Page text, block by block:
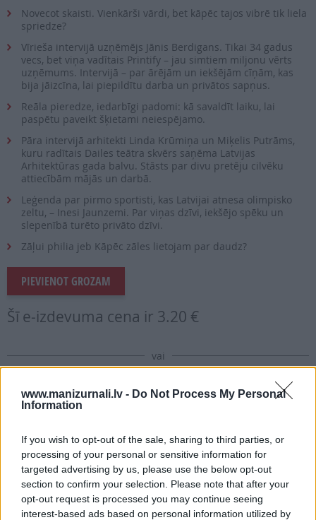
www.manizurnali.lv - Do Not Process My Personal
Information
If you wish to opt-out of the sale, sharing to third parties, or
processing of your personal or sensitive information for
targeted advertising by us, please use the below opt-out
section to confirm your selection. Please note that after your
opt-out request is processed you may continue seeing
interest-based ads based on personal information utilized by
Novecot skaisti. Vienkārši vārdi, bet kāpēc tajos vibrē tik liela
spriedze?
Vīrieša intervijā uzņēmējs Jānis Berdigans. Tikai 34 gadus
vecs, bet viņa vadītais Printify – jau simtiem miljonu vērts
uzņēmums. Intervijā – par ārējām un iekšējām cīņām, kas
bija jāizcīna, lai piepildītu darba un privātos sapņus.
Reāla pieredze, iedarbīgi padomi: kā savaldīt laiku, lai
paspētu paveikt šķietami neiespējamo.
Pāra intervijā arhitekti Linda Krūmiņa un Miķelis Putrāms,
kuru radītais Dailes teātra skvērs saņēma Latvijas
Arhitektūras gada balvu. Stāsts par divu pretēju cilvēku
attiecībām mājās un darbā.
Leģenda par pirmo sportisti, kas Latvijai atnesa olimpisko
zeltu, – Inesi Jaunzemi. Par viņas dzīvi, iekšējo spēku un
slepenībā turēto privāto dzīvi.
Zāļui philia jeb Kāpēc zāles lietojam par daudz?
PIEVIENOT GROZAM
Šī e-izdevuma cena ir 3.20 €
vai
Drukāts izdevums
E-izdevums